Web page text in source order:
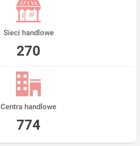
Sieci handlowe
270
Centra handlowe
774